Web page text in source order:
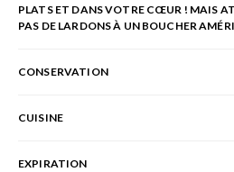
PLATS ET DANS VOTRE CŒUR ! MAIS
PAS DE LARDONS À UN BOUCHER
CONSERVATION
CUISINE
EXPIRATION